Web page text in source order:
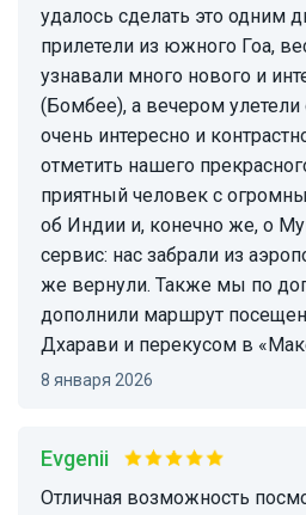
удалось сделать это одним
прилетели из южного Гоа,
узнавали много нового и
(Бомбее), а вечером улетели
очень интересно и
отметить нашего
приятный человек с
об Индии и, конечно же, о
сервис: нас забрали из
же вернули. Также мы по
дополнили маршрут
Дхарави и перекусом в
8 января 2026
Evgenii
Отличная возможность посмотреть город в